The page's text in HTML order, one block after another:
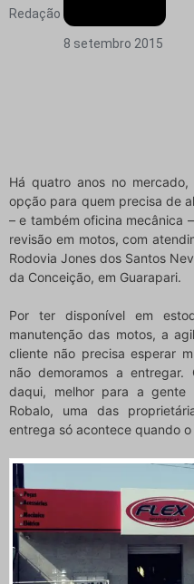
Redação
8 setembro 2015
Há quatro anos no
opção para quem precisa de
– e também oficina mecânica
revisão em motos, com
Rodovia Jones dos Santos
da Conceição, em Guarapari.
Por ter disponível em
manutenção das motos, a
cliente não precisa esperar
não demoramos a
daqui, melhor para a gente
Robalo, uma das
entrega só acontece quando